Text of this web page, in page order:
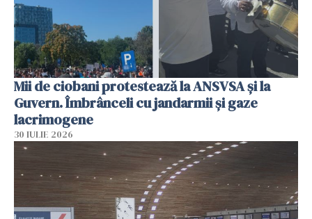
Mii de ciobani protestează la ANSVSA și la
Guvern. Îmbrânceli cu jandarmii și gaze
lacrimogene
30 IULIE 2026